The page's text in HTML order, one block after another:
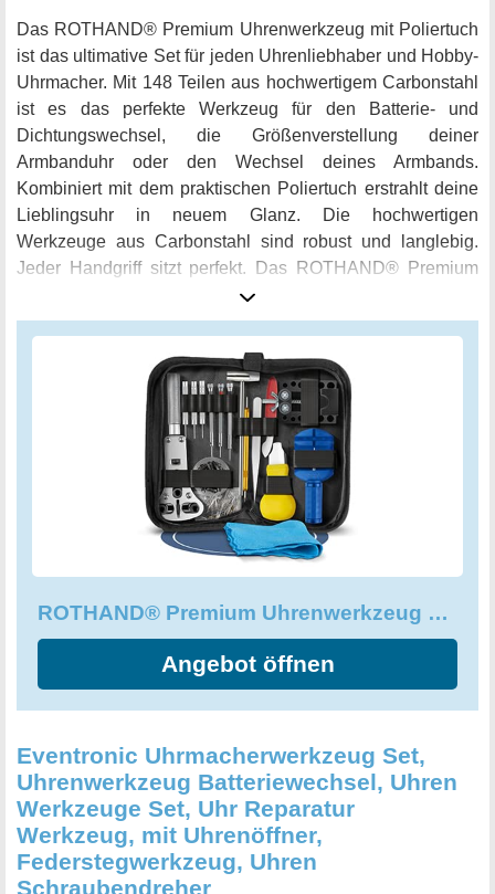
Das ROTHAND® Premium Uhrenwerkzeug mit Poliertuch
ist das ultimative Set für jeden Uhrenliebhaber und Hobby-
Uhrmacher. Mit 148 Teilen aus hochwertigem Carbonstahl
ist es das perfekte Werkzeug für den Batterie- und
Dichtungswechsel, die Größenverstellung deiner
Armbanduhr oder den Wechsel deines Armbands.
Kombiniert mit dem praktischen Poliertuch erstrahlt deine
Lieblingsuhr in neuem Glanz. Die hochwertigen
Werkzeuge aus Carbonstahl sind robust und langlebig.
Jeder Handgriff sitzt perfekt. Das ROTHAND® Premium
Uhrenwerkzeug mit Poliertuch ist das perfekte Geschenk
für jeden Uhrenliebhaber, Hobby-Uhrmacher oder Bastler.
ROTHAND® Premium Uhrenwerkzeug mit Poliertuch - Aus Carbonstahl
Angebot öffnen
Eventronic Uhrmacherwerkzeug Set,
Uhrenwerkzeug Batteriewechsel, Uhren
Werkzeuge Set, Uhr Reparatur
Werkzeug, mit Uhrenöffner,
Federstegwerkzeug, Uhren
Schraubendreher